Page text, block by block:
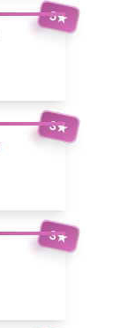
5★
3★
3★